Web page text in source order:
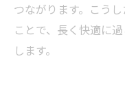
つながります。こう
ことで、長く快適に
します。